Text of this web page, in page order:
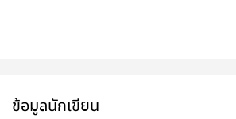
ข้อมูลนักเขียน